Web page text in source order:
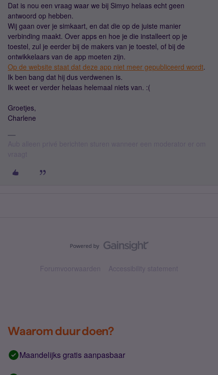
Dat is nou een vraag waar we bij Simyo helaas echt geen
antwoord op hebben.
Wij gaan over je simkaart, en dat die op de juiste manier
verbinding maakt. Over apps en hoe je die installeert op je
toestel, zul je eerder bij de makers van je toestel, of bij de
ontwikkelaars van de app moeten zijn.
Op de website staat dat deze app niet meer gepubliceerd wordt.
Ik ben bang dat hij dus verdwenen is.
Ik weet er verder helaas helemaal niets van. :(
Groetjes,
Charlene
Forumvoorwaarden Accessibility statement
Waarom duur doen?
Maandelijks gratis aanpasbaar